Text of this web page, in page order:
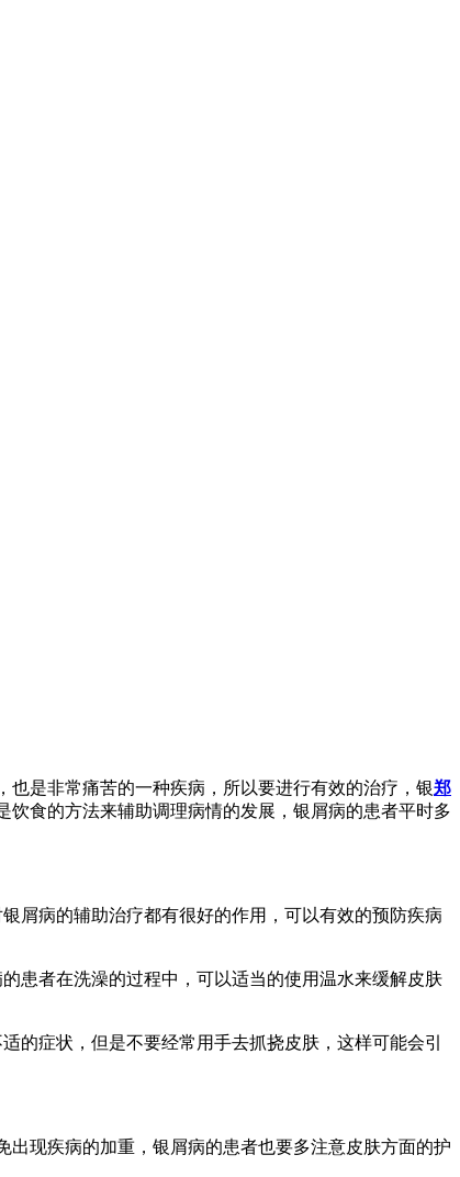
是非常痛苦的一种疾病，所以要进行有效的治疗，银郑
食的方法来辅助调理病情的发展，银屑病的患者平时多
屑病的辅助治疗都有很好的作用，可以有效的预防疾病
患者在洗澡的过程中，可以适当的使用温水来缓解皮肤
的症状，但是不要经常用手去抓挠皮肤，这样可能会引
现疾病的加重，银屑病的患者也要多注意皮肤方面的护